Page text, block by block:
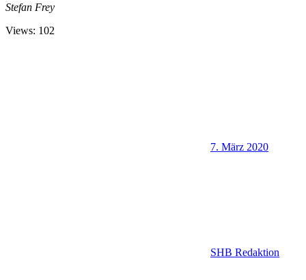
Stefan Frey
Views: 102
7. März 2020
SHB Redaktion